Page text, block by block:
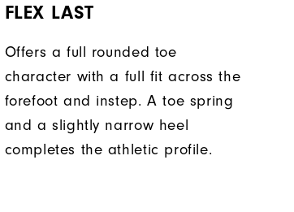
FLEX LAST
Offers a full rounded toe
character with a full fit across the
forefoot and instep. A toe spring
and a slightly narrow heel
completes the athletic profile.